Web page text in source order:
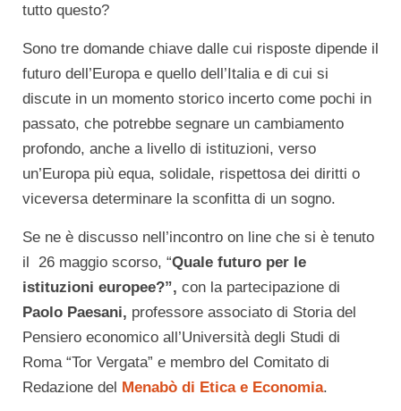
tutto questo?
Sono tre domande chiave dalle cui risposte dipende il
futuro dell’Europa e quello dell’Italia e di cui si
discute in un momento storico incerto come pochi in
passato, che potrebbe segnare un cambiamento
profondo, anche a livello di istituzioni, verso
un’Europa più equa, solidale, rispettosa dei diritti o
viceversa determinare la sconfitta di un sogno.
Se ne è discusso nell’incontro on line che si è tenuto
il 26 maggio scorso, “Quale futuro per le
istituzioni europee?”, con la partecipazione di
Paolo Paesani, professore associato di Storia del
Pensiero economico all’Università degli Studi di
Roma “Tor Vergata” e membro del Comitato di
Redazione del Menabò di Etica e Economia.